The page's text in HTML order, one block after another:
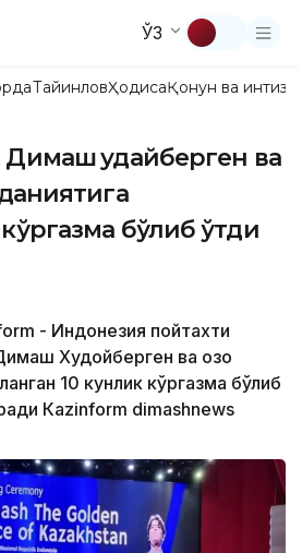
ЎЗ
ТайинловҲодисаҚонун ва
Қудайберген ва
бўлиб ўтди
- Индонезия пойтахти
Худойберген ва қозоқ
10 кунлик кўргазма бўлиб
Кazinform dimashnews